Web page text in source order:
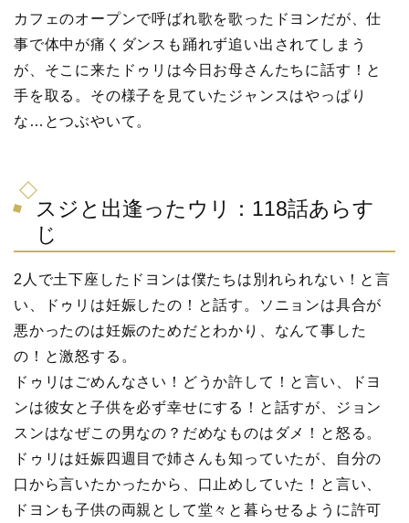
カフェのオープンで呼ばれ歌を歌ったドヨンだが、仕
事で体中が痛くダンスも踊れず追い出されてしまう
が、そこに来たドゥリは今日お母さんたちに話す！と
手を取る。その様子を見ていたジャンスはやっぱり
な…とつぶやいて。
スジと出逢ったウリ：118話あらす
じ
2人で土下座したドヨンは僕たちは別れられない！と言
い、ドゥリは妊娠したの！と話す。ソニョンは具合が
悪かったのは妊娠のためだとわかり、なんて事した
の！と激怒する。
ドゥリはごめんなさい！どうか許して！と言い、ドヨ
ンは彼女と子供を必ず幸せにする！と話すが、ジョン
スンはなぜこの男なの？だめなものはダメ！と怒る。
ドゥリは妊娠四週目で姉さんも知っていたが、自分の
口から言いたかったから、口止めしていた！と言い、
ドヨンも子供の両親として堂々と暮らせるように許可